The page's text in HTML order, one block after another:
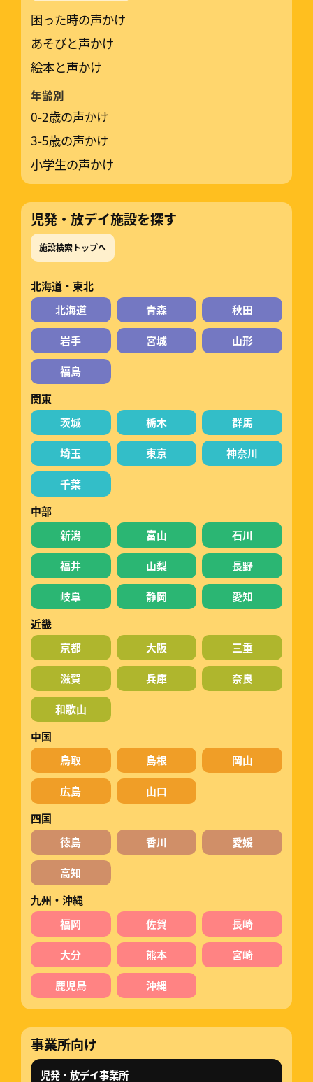
困った時の声かけ
あそびと声かけ
絵本と声かけ
年齢別
0-2歳の声かけ
3-5歳の声かけ
小学生の声かけ
児発・放デイ施設を探す
施設検索トップへ
北海道・東北
北海道
青森 秋田
岩手 宮城 山形
福島
関東
茨城
栃木 群馬
埼玉 東京 神奈川
千葉
中部
新潟
富山 石川
福井 山梨 長野
岐阜 静岡
愛知
近畿
京都
大阪 三重
滋賀 兵庫 奈良
和歌山
中国
鳥取
島根 岡山
広島
山口
四国
徳島
香川 愛媛
高知
九州・沖縄
福岡
佐賀 長崎
大分 熊本 宮崎
鹿児島 沖縄
事業所向け
児発・放デイ事業所